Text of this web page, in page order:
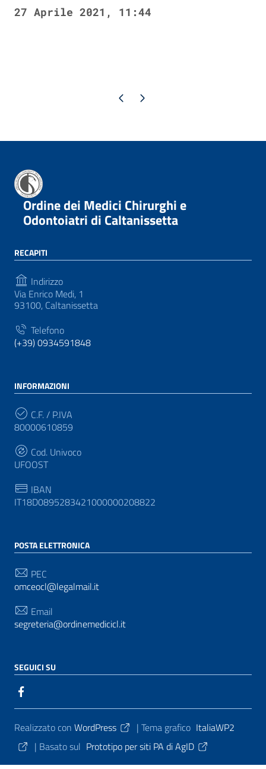
27 Aprile 2021, 11:44
Pagina precedente
Pagina successiva
Ordine dei Medici Chirurghi e
Odontoiatri di Caltanissetta
RECAPITI
Indirizzo
Via Enrico Medi, 1
93100, Caltanissetta
Telefono
(+39) 0934591848
INFORMAZIONI
C.F. / P.IVA
80000610859
Cod. Univoco
UFOOST
IBAN
IT18D0895283421000000208822
POSTA ELETTRONICA
PEC
omceocl@legalmail.it
Email
segreteria@ordinemedicicl.it
SEGUICI SU
Sezione Link Utili
Realizzato con WordPress | Tema grafico ItaliaWP2
| Basato sul Prototipo per siti PA di AgID